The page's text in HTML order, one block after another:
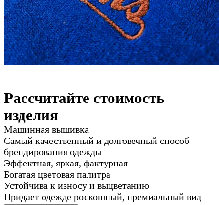
Рассчитайте стоимость
изделия
Машинная вышивка
Самый качественный и долговечный способ
брендирования одежды
Эффектная, яркая, фактурная
Богатая цветовая палитра
Устойчива к износу и выцветанию
Придает одежде роскошный, премиальный вид